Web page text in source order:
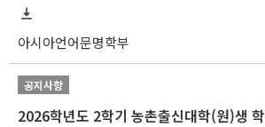
아시아언어문명학부
공지사항
2026학년도 2학기 농촌출신대학(원)생